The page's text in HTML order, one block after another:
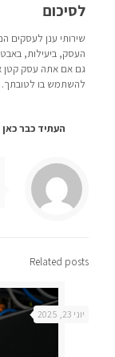
לסיכום
שירותי ענן לעסקים
העסק, ביעילות,
גם אם אתה עסק קטן
להשתמש בו לטובתך.
העתיד כבר
Related posts
יוני 23, 2025